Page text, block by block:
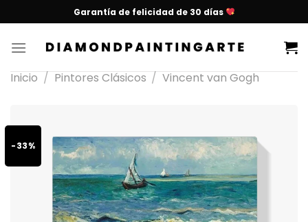
Garantía de felicidad de 30 días
Inicio / Pintores Clásicos / Vincent van Gogh
-33%